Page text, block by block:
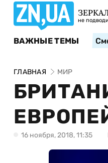
не
ВАЖНЫЕ ТЕМЫ
ГЛАВНАЯ МИР
16 ноября, 2018, 11:35